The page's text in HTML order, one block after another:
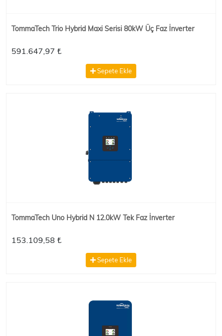
TommaTech Trio Hybrid Maxi Serisi 80kW Üç Faz İnverter
591.647,97 ₺
Sepete Ekle
TommaTech Uno Hybrid N 12.0kW Tek Faz İnverter
153.109,58 ₺
Sepete Ekle